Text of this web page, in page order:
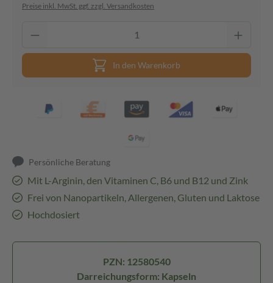
Preise inkl. MwSt. ggf. zzgl. Versandkosten
In den Warenkorb
Persönliche Beratung
Mit L-Arginin, den Vitaminen C, B6 und B12 und Zink
Frei von Nanopartikeln, Allergenen, Gluten und Laktose
Hochdosiert
PZN: 12580540
Darreichungsform: Kapseln